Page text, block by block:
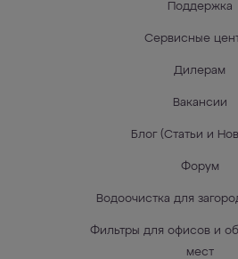
Поддержка
Сервисные
Дилерам
Вакансии
Блог (Статьи и
Форум
Водоочистка для
Фильтры для офисов и
мест